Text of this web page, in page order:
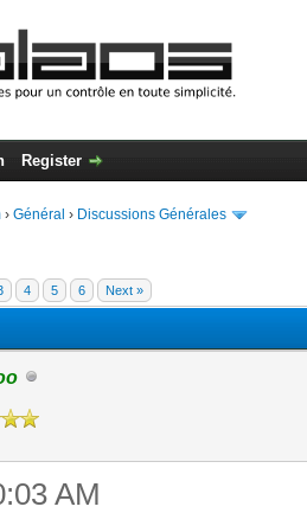
Register
› Général › Discussions Générales
4 5 6 Next »
AM